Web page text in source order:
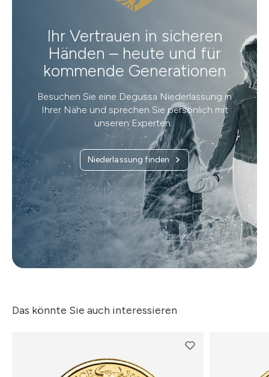
Ihr Vertrauen in sicheren
Händen – heute und für
kommende Generationen
Besuchen Sie eine Degussa Niederlassung in
Ihrer Nähe und sprechen Sie persönlich mit
unseren Experten.
Niederlassung finden
Das könnte Sie auch interessieren